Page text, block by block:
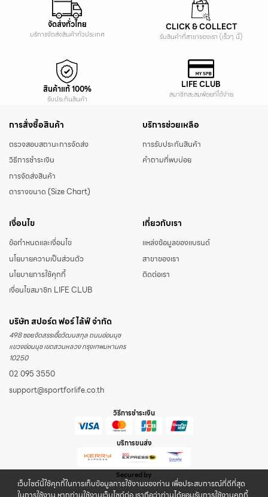
เว็บไซต์นี้ใช้คุกกี้ในการเก็บข้อมูลการใช้งานของท่าน เพื่อประสบการณ์ที่ดีที่สุด
จัดส่งทั่วไทย
บริการจัดส่งสินค้าทั่วประเทศ
CLICK & COLLECT
รับสินค้าที่สาขาของเรา (เร็วๆ นี้)
สินค้าแท้ 100%
รับประกันสินค้า
LIFE CLUB
สมาชิกสะสมพ้อยท์ได้ง่าย
การสั่งซื้อสินค้า
ตรวจสอบสถานะการจัดส่ง
วิธีการชำระเงิน
การจัดส่งสินค้า
ตารางขนาด (Size Chart)
บริการช่วยเหลือ
การรับประกันสินค้า
คำถามที่พบบ่อย
เงื่อนไข
ข้อกำหนดและเงื่อนไข
นโยบายความเป็นส่วนตัว
นโยบายการใช้คุกกี้
เงื่อนไขสมาชิก LIFE CLUB
เกี่ยวกับเรา
แหล่งข้อมูลของแบรนด์
สาขาของเรา
ติดต่อเรา
บริษัท สปอร์ต ฟอร์ ไล้ฟ์ จำกัด
498 ซอยจัดสรรเอื้อวัฒนสกุล ถนนอ่อนนุช
แขวงอ่อนนุช เขตสวนหลวง กรุงเทพมหานคร
10250
02 095 3550
support@sportforlife.co.th
วิธีการชำระเงิน
บริการขนส่ง
Secured by